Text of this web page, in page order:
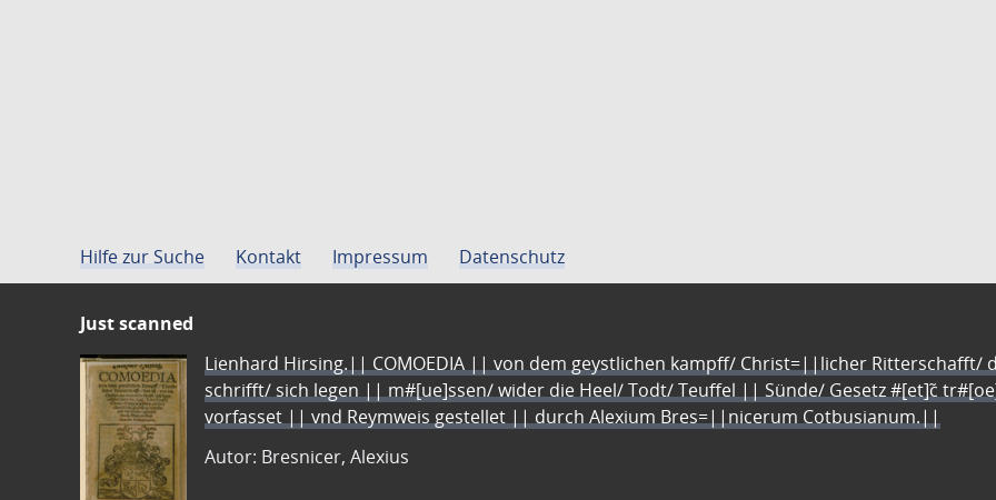
Hilfe zur Suche Kontakt Impressum Datenschutz
Just scanned
Lienhard Hirsing.|| COMOEDIA || von dem geystlichen kampff/ Christ=||licher Ritterschafft/
schrifft/ sich legen || m#[ue]ssen/ wider die Heel/ Todt/ Teuffel || Sünde/ Gesetz #[et]c̃
vorfasset || vnd Reymweis gestellet || durch Alexium Bres=||nicerum Cotbusianum.||
Autor: Bresnicer, Alexius